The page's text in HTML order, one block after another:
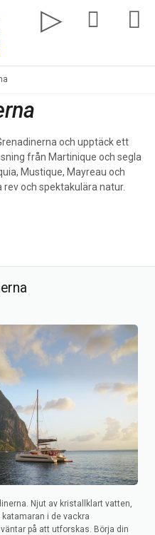
och upptäck ett
från Martinique och segla
Mustique, Mayreau och
och spektakulära natur.
Njut av kristallklart vatten,
i de vackra
på att utforskas. Börja din